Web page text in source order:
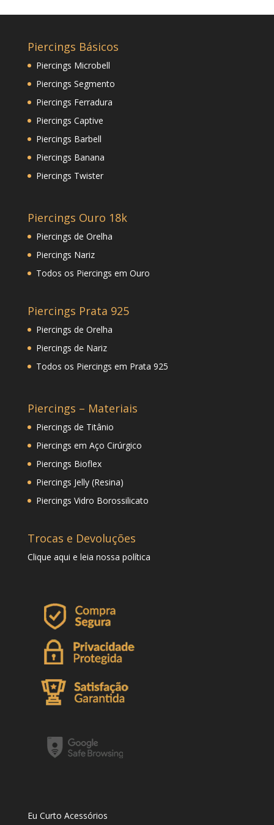
Piercings Básicos
Piercings Microbell
Piercings Segmento
Piercings Ferradura
Piercings Captive
Piercings Barbell
Piercings Banana
Piercings Twister
Piercings Ouro 18k
Piercings de Orelha
Piercings Nariz
Todos os Piercings em Ouro
Piercings Prata 925
Piercings de Orelha
Piercings de Nariz
Todos os Piercings em Prata 925
Piercings – Materiais
Piercings de Titânio
Piercings em Aço Cirúrgico
Piercings Bioflex
Piercings Jelly (Resina)
Piercings Vidro Borossilicato
Trocas e Devoluções
Clique aqui e leia nossa política
Eu Curto Acessórios